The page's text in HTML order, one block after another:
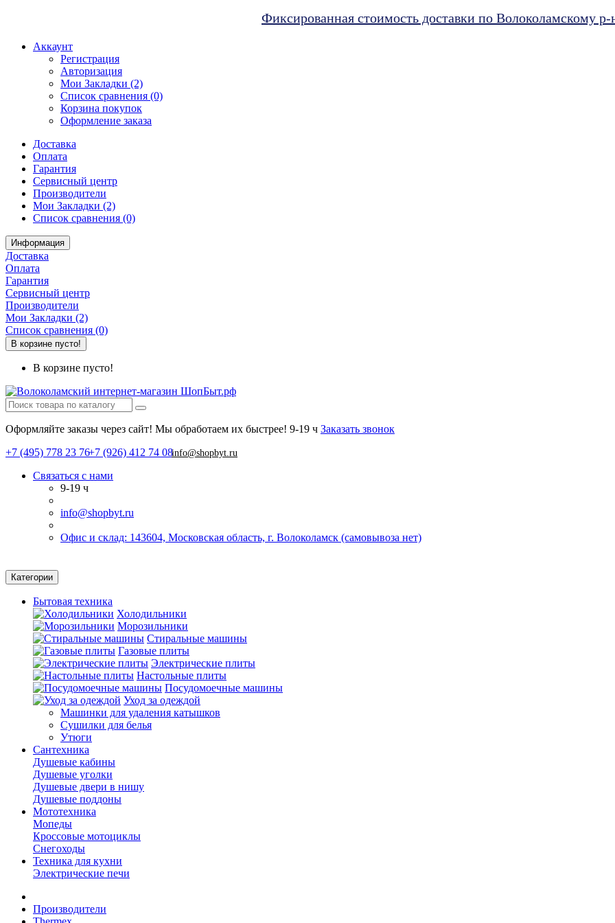
Фиксированная стоимость доставки по Волоколамскому
Аккаунт
Регистрация
Авторизация
Мои Закладки (2)
Список сравнения (0)
Корзина покупок
Оформление заказа
Доставка
Оплата
Гарантия
Сервисный центр
Производители
Мои Закладки (2)
Список сравнения (0)
Информация
Доставка
Оплата
Гарантия
Сервисный центр
Производители
Мои Закладки (2)
Список сравнения (0)
В корзине пусто!
В корзине пусто!
Оформляйте заказы через сайт! Мы обработаем их быстрее! 9-19 ч Заказать звонок
+7 (495) 778 23 76+7 (926) 412 74 08info@shopbyt.ru
Связаться с нами
9-19 ч
info@shopbyt.ru
Офис и склад: 143604, Московская область, г. Волоколамск (самовывоза нет)
Категории
Бытовая техника
Холодильники
Морозильники
Стиральные машины
Газовые плиты
Электрические плиты
Настольные плиты
Посудомоечные машины
Уход за одеждой
Машинки для удаления катышков
Сушилки для белья
Утюги
Сантехника
Душевые кабины
Душевые уголки
Душевые двери в нишу
Душевые поддоны
Мототехника
Мопеды
Кроссовые мотоциклы
Снегоходы
Техника для кухни
Электрические печи
Производители